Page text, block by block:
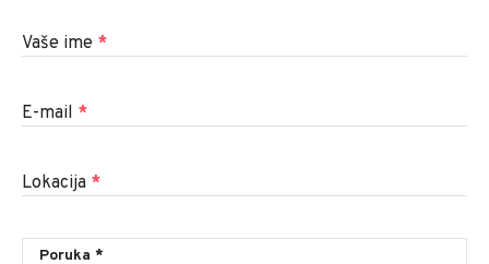
Vaše ime *
E-mail *
Lokacija *